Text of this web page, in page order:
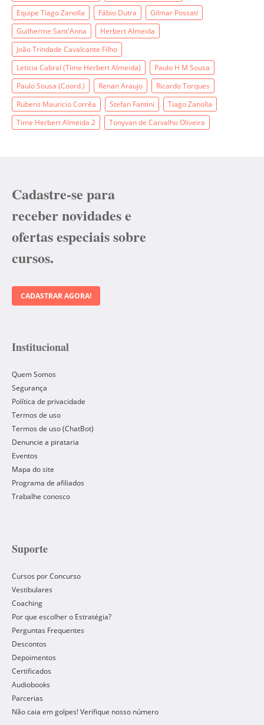
Equipe Tiago Zanolla
Fábio Dutra
Gilmar Possati
Guilherme Sant'Anna
Herbert Almeida
João Trindade Cavalcante Filho
Leticia Cabral (Time Herbert Almeida)
Paulo H M Sousa
Paulo Sousa (Coord.)
Renan Araujo
Ricardo Torques
Rubens Mauricio Corrêa
Stefan Fantini
Tiago Zanolla
Time Herbert Almeida 2
Tonyvan de Carvalho Oliveira
Cadastre-se para
receber novidades e
ofertas especiais sobre
cursos.
CADASTRAR AGORA!
Institucional
Quem Somos
Segurança
Política de privacidade
Termos de uso
Termos de uso (ChatBot)
Denuncie a pirataria
Eventos
Mapa do site
Programa de afiliados
Trabalhe conosco
Suporte
Cursos por Concurso
Vestibulares
Coaching
Por que escolher o Estratégia?
Perguntas Frequentes
Descontos
Depoimentos
Certificados
Audiobooks
Parcerias
Não caia em golpes! Verifique nosso número